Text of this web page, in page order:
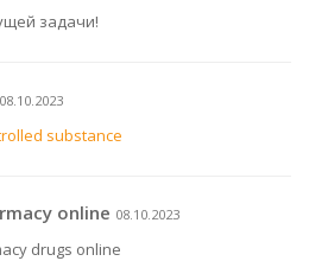
задачи!
08.10.2023
substance
online 08.10.2023
drugs online